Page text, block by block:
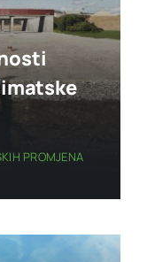
PROMJENA